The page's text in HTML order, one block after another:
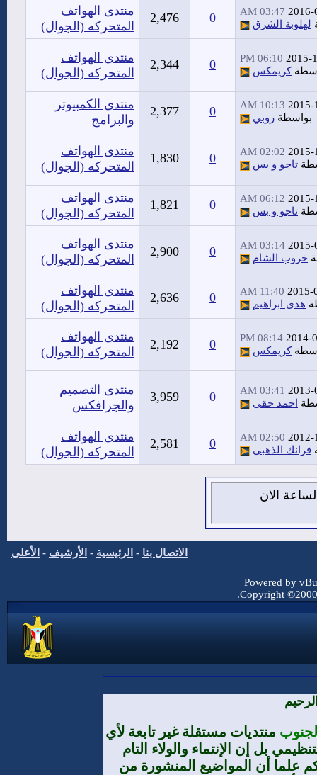
2016-
03:47 AM
لهلوبة الشرق 0
2,476
منتدى الهواتف
المتحركه (الجوال)
2015-
06:10 PM
كريمكس 0
2,344
منتدى الهواتف
المتحركه (الجوال)
2015-
10:13 AM
بواسطة روبي 0
2,377
منتدى الكمبيوتر
والبرامج
2015-
02:02 AM
تاجو و بس 0
1,830
منتدى الهواتف
المتحركه (الجوال)
2015-
06:12 AM
تاجو و بس 0
1,821
منتدى الهواتف
المتحركه (الجوال)
2015-
03:14 AM
خروب الشام 0
2,900
منتدى الهواتف
المتحركه (الجوال)
2015-
11:40 AM
هدى ابراهيم 0
2,636
منتدى الهواتف
المتحركه (الجوال)
2014-
08:14 PM
كريمكس 0
2,192
منتدى الهواتف
المتحركه (الجوال)
2013-
03:41 AM
احمد حقى 0
3,959
منتدى التصميم
والجرافكس
2012-
02:50 AM
فرانك الذهبي 0
2,581
منتدى الهواتف
المتحركه (الجوال)
من اغسطس 2026 , الساعة الان
الاتصال بنا - الرئيسية - الأرشيف - الأعلى
Powered by
Copyright
منتديات مستقلة غير تابعة لأي
بل إن الإنتماء والولاء التام
علما أن المواضيع المنشورة من